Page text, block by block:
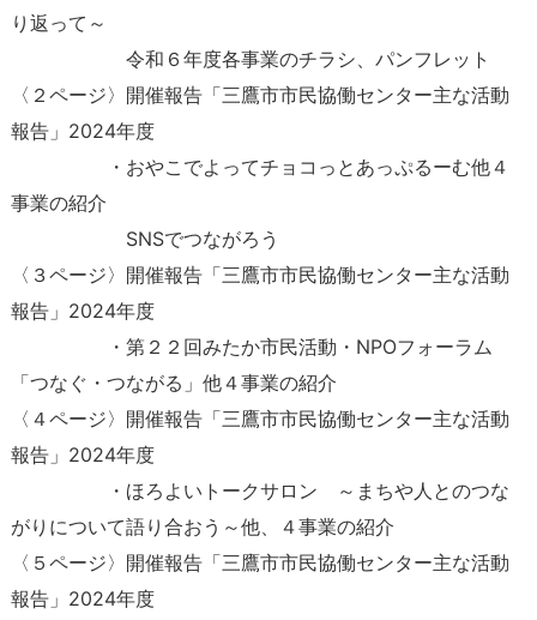
り返って～
令和６年度各事業のチラシ、パンフレット
〈２ページ〉開催報告「三鷹市市民協働センター主な活動
報告」2024年度
・おやこでよってチョコっとあっぷるーむ他４
事業の紹介
SNSでつながろう
〈３ページ〉開催報告「三鷹市市民協働センター主な活動
報告」2024年度
・第２２回みたか市民活動・NPOフォーラム
「つなぐ・つながる」他４事業の紹介
〈４ページ〉開催報告「三鷹市市民協働センター主な活動
報告」2024年度
・ほろよいトークサロン ～まちや人とのつな
がりについて語り合おう～他、４事業の紹介
〈５ページ〉開催報告「三鷹市市民協働センター主な活動
報告」2024年度